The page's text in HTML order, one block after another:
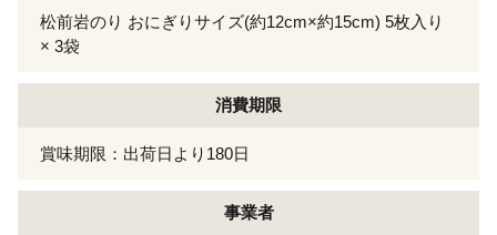
松前岩のり おにぎりサイズ(約12cm×約15cm) 5枚入り
× 3袋
消費期限
賞味期限：出荷日より180日
事業者